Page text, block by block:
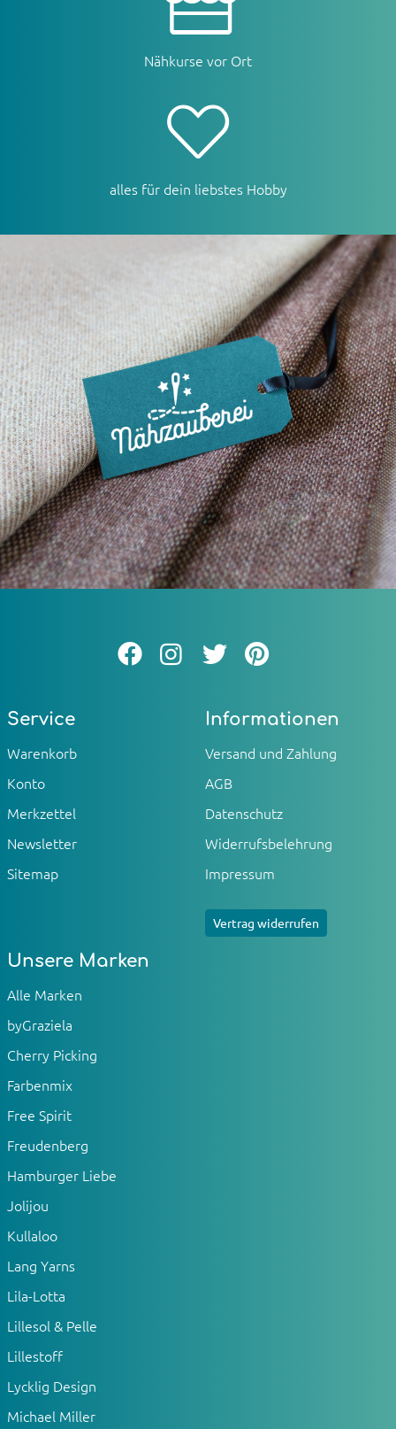
Nähkurse vor Ort
alles für dein liebstes Hobby
Service
Warenkorb
Konto
Merkzettel
Newsletter
Sitemap
Informationen
Versand und Zahlung
AGB
Datenschutz
Widerrufsbelehrung
Impressum
Vertrag widerrufen
Unsere Marken
Alle Marken
byGraziela
Cherry Picking
Farbenmix
Free Spirit
Freudenberg
Hamburger Liebe
Jolijou
Kullaloo
Lang Yarns
Lila-Lotta
Lillesol & Pelle
Lillestoff
Lycklig Design
Michael Miller